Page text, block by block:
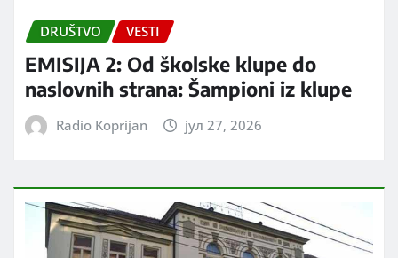
DRUŠTVO VESTI
EMISIJA 2: Od školske klupe do
naslovnih strana: Šampioni iz klupe
Radio Koprijan јул 27, 2026